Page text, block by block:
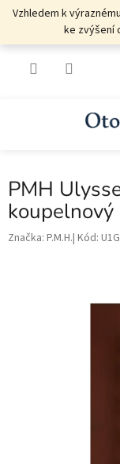
PřejítVzhledem k
ke zvýšení
PMH
Značka: P.M.H. Kód: